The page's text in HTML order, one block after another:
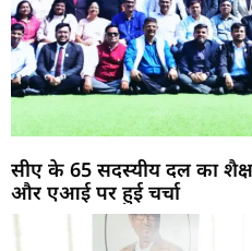
सीए के 65 सदस्यीय दल का
और एआई पर हुई चर्चा